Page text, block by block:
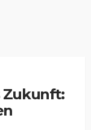
Zukunft: